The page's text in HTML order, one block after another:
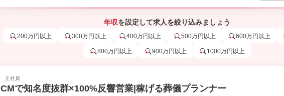
年収を設定して求人を絞り込みましょう
200万円以上 300万円以上 400万円以上 500万円以上 600万円以上
800万円以上 900万円以上 1000万円以上
正社員
CMで知名度抜群×100%反響営業|稼げる葬儀プランナー